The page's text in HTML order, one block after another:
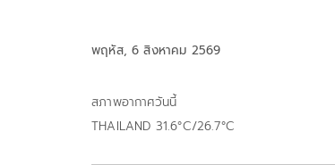
พฤหัส, 6 สิงหาคม 2569
สภาพอากาศวันนี้
THAILAND 31.6°C/26.7°C